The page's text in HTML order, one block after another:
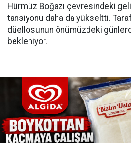
Hürmüz Boğazı çevresindeki
tansiyonu daha da yükseltti.
düellosunun önümüzdeki
bekleniyor.